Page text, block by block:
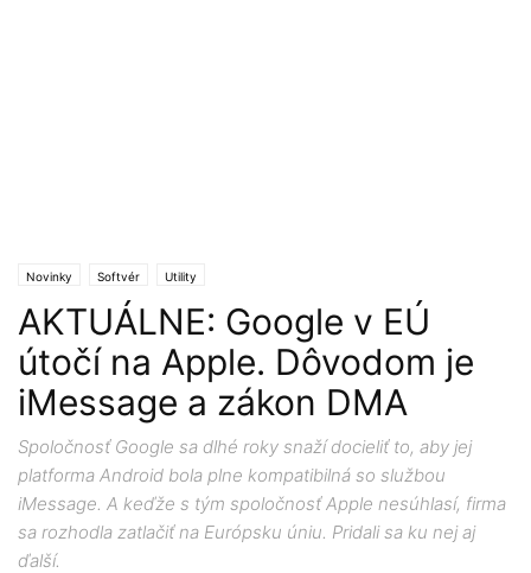
Novinky Softvér Utility
AKTUÁLNE: Google v EÚ
útočí na Apple. Dôvodom je
iMessage a zákon DMA
Spoločnosť Google sa dlhé roky snaží docieliť to, aby jej
platforma Android bola plne kompatibilná so službou
iMessage. A keďže s tým spoločnosť Apple nesúhlasí, firma
sa rozhodla zatlačiť na Európsku úniu. Pridali sa ku nej aj
ďalší.